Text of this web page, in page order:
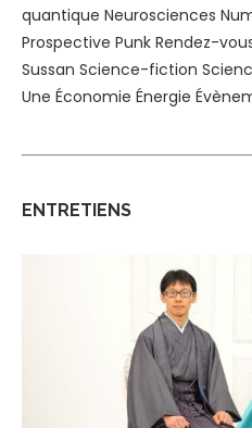
quantique Neurosciences
Prospective Punk Rendez-
Sussan Science-fiction
Une Économie Énergie
ENTRETIENS